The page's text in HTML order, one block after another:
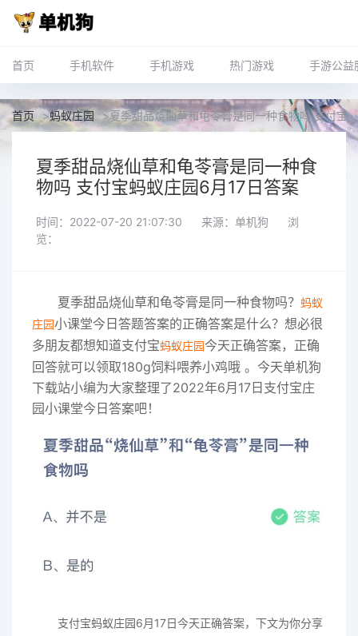
首页 手机软件 手机游戏 热门游戏 手游公益
首页 >蚂蚁庄园 >夏季甜品烧仙草和龟苓膏是同一种食物吗 支付宝
夏季甜品烧仙草和龟苓膏是同一种食
物吗 支付宝蚂蚁庄园6月17日答案
时间：2022-07-20 21:07:30 来源：单机狗
浏
览：
夏季甜品烧仙草和龟苓膏是同一种食物吗？ 蚂蚁
庄园小课堂今日答题答案的正确答案是什么？想必很
多朋友都想知道支付宝蚂蚁庄园今天正确答案，正确
回答就可以领取180g饲料喂养小鸡哦 。今天单机狗
下载站小编为大家整理了2022年6月17日支付宝庄
园小课堂今日答案吧！
支付宝蚂蚁庄园6月17日今天正确答案，下文为你分享